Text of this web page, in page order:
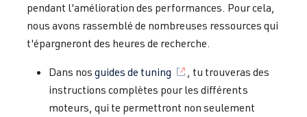
pendant l'amélioration des performances. Pour cela,
nous avons rassemblé de nombreuses ressources qui
t'épargneront des heures de recherche.
Dans nos guides de tuning
, tu trouveras des
instructions complètes pour les différents
moteurs, qui te permettront non seulement